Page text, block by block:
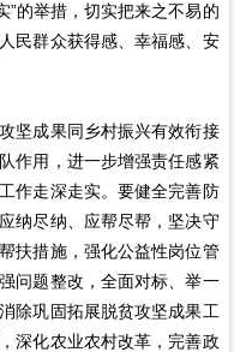
”的举措，切实把来之不易的
民群众获得感、幸福感、安
坚成果同乡村振兴有效衔接
作用，进一步增强责任感紧
作走深走实。要健全完善防
纳尽纳、应帮尽帮，坚决守
扶措施，强化公益性岗位管
问题整改，全面对标、举一
除巩固拓展脱贫攻坚成果工
深化农业农村改革，完善政